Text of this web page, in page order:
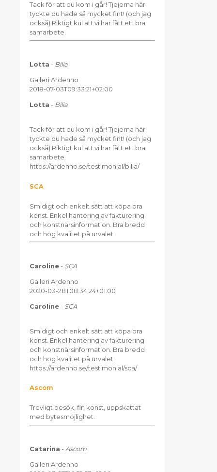
Tack för att du kom i går! Tjejerna här
tyckte du hade så mycket fint! (och jag
också) Riktigt kul att vi har fått ett bra
samarbete.
Lotta - Bilia
Galleri Ardenno
2018-07-03T09:33:21+02:00
Lotta - Bilia
Tack för att du kom i går! Tjejerna här
tyckte du hade så mycket fint! (och jag
också) Riktigt kul att vi har fått ett bra
samarbete.
https://ardenno.se/testimonial/bilia/
SCA
Smidigt och enkelt sätt att köpa bra
konst. Enkel hantering av fakturering
och konstnärsinformation. Bra bredd
och hög kvalitet på urvalet.
Caroline- SCA
Galleri Ardenno
2020-03-28T08:34:24+01:00
Caroline- SCA
Smidigt och enkelt sätt att köpa bra
konst. Enkel hantering av fakturering
och konstnärsinformation. Bra bredd
och hög kvalitet på urvalet.
https://ardenno.se/testimonial/sca/
Ascom
Trevligt besök, fin konst, uppskattat
med bytesmöjlighet.
Catarina - Ascom
Galleri Ardenno